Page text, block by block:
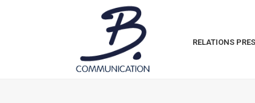
RELATIONS